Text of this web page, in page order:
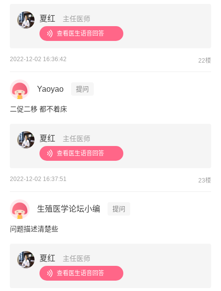
夏红 主任医师
查看医生语音回答
2022-12-02 16:36:42 22楼
Yaoyao 提问
二促二移 都不着床
夏红 主任医师
查看医生语音回答
2022-12-02 16:37:51 23楼
生殖医学论坛小编 提问
问题描述清楚些
夏红 主任医师
查看医生语音回答